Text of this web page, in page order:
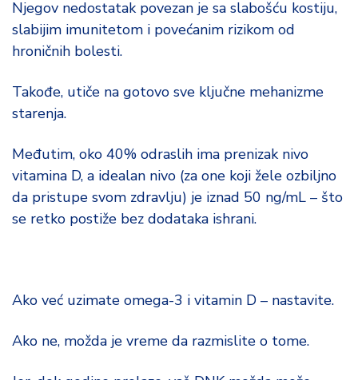
Njegov nedostatak povezan je sa slabošću kostiju,
slabijim imunitetom i povećanim rizikom od
hroničnih bolesti.
Takođe, utiče na gotovo sve ključne mehanizme
starenja.
Međutim, oko 40% odraslih ima prenizak nivo
vitamina D, a idealan nivo (za one koji žele ozbiljno
da pristupe svom zdravlju) je iznad 50 ng/mL – što
se retko postiže bez dodataka ishrani.
Ako već uzimate omega-3 i vitamin D – nastavite.
Ako ne, možda je vreme da razmislite o tome.